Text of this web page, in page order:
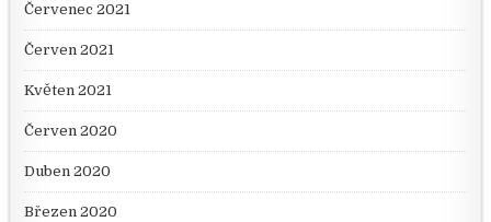
Červenec 2021
Červen 2021
Květen 2021
Červen 2020
Duben 2020
Březen 2020